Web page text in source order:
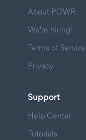
About POWR
We're hiring!
Terms of Service
Privacy
Support
Help Center
Tutorials